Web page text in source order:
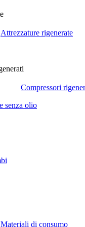
Attrezzature rigenerate
Compressori
senza olio
Materiali di consumo